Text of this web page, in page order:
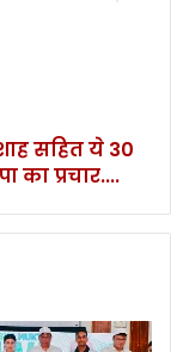
सहित ये 30
का प्रचार....